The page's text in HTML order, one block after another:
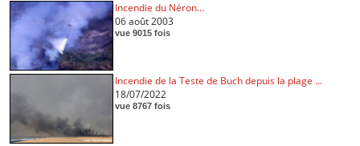
Incendie du Néron...
06 août 2003
vue 9015 fois
Incendie de la Teste de Buch depuis la plage ...
18/07/2022
vue 8767 fois